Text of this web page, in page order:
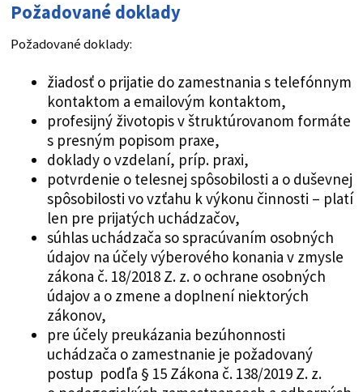
Požadované doklady
Požadované doklady:
žiadosť o prijatie do zamestnania s telefónnym
kontaktom a emailovým kontaktom,
profesijný životopis v štruktúrovanom formáte
s presným popisom praxe,
doklady o vzdelaní, príp. praxi,
potvrdenie o telesnej spôsobilosti a o duševnej
spôsobilosti vo vzťahu k výkonu činnosti – platí
len pre prijatých uchádzačov,
súhlas uchádzača so spracúvaním osobných
údajov na účely výberového konania v zmysle
zákona č. 18/2018 Z. z. o ochrane osobných
údajov a o zmene a doplnení niektorých
zákonov,
pre účely preukázania bezúhonnosti
uchádzača o zamestnanie je požadovaný
postup podľa § 15 Zákona č. 138/2019 Z. z.